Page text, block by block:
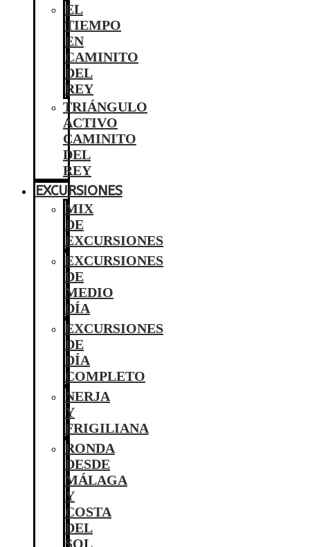
EL
TIEMPO
EN
CAMINITO
DEL
REY
TRIÁNGULO
ACTIVO
CAMINITO
DEL
REY
EXCURSIONES
MIX
DE
EXCURSIONES
EXCURSIONES
DE
MEDIO
DÍA
EXCURSIONES
DE
DÍA
COMPLETO
NERJA
Y
FRIGILIANA
RONDA
DESDE
MÁLAGA
Y
COSTA
DEL
SOL